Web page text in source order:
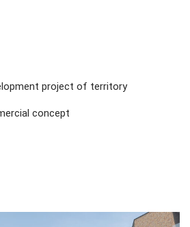
project of territory
concept